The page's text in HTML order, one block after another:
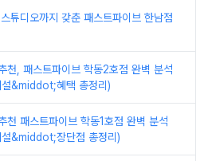
튜디오까지 갖춘 패스트파이브 한남점
천, 패스트파이브 학동2호점 완벽 분석
&middot;혜택 총정리)
천 패스트파이브 학동1호점 완벽 분석
&middot;장단점 총정리)